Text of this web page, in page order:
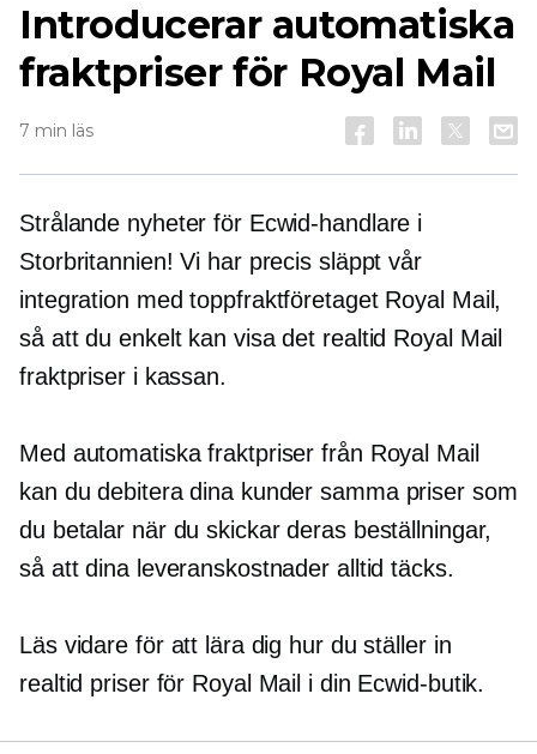
Introducerar automatiska
fraktpriser för Royal Mail
7 min läs
Strålande nyheter för Ecwid-handlare i
Storbritannien! Vi har precis släppt vår
integration med toppfraktföretaget Royal Mail,
så att du enkelt kan visa det realtid Royal Mail
fraktpriser i kassan.
Med automatiska fraktpriser från Royal Mail
kan du debitera dina kunder samma priser som
du betalar när du skickar deras beställningar,
så att dina leveranskostnader alltid täcks.
Läs vidare för att lära dig hur du ställer in
realtid priser för Royal Mail i din Ecwid-butik.